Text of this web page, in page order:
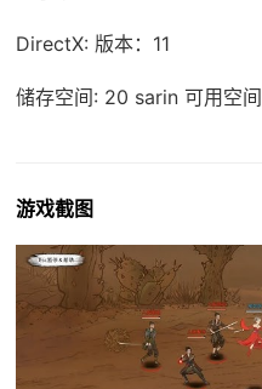
DirectX: 版本：11
储存空间: 20 sarin 可用空间
游戏截图